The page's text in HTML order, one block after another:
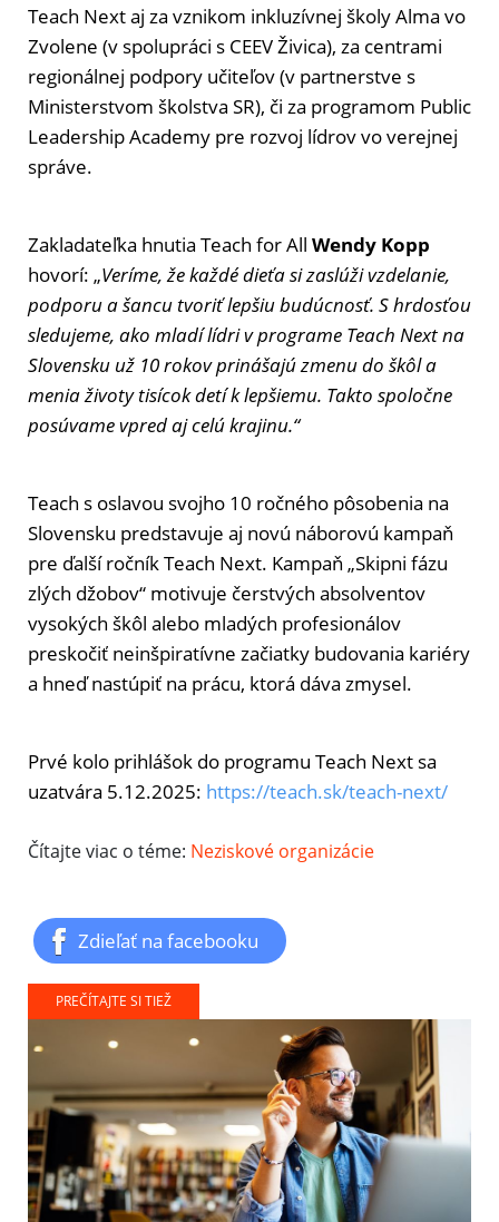
Teach Next aj za vznikom inkluzívnej školy Alma vo
Zvolene (v spolupráci s CEEV Živica), za centrami
regionálnej podpory učiteľov (v partnerstve s
Ministerstvom školstva SR), či za programom Public
Leadership Academy pre rozvoj lídrov vo verejnej
správe.
Zakladateľka hnutia Teach for All Wendy Kopp
hovorí: „Veríme, že každé dieťa si zaslúži vzdelanie,
podporu a šancu tvoriť lepšiu budúcnosť. S hrdosťou
sledujeme, ako mladí lídri v programe Teach Next na
Slovensku už 10 rokov prinášajú zmenu do škôl a
menia životy tisícok detí k lepšiemu. Takto spoločne
posúvame vpred aj celú krajinu.“
Teach s oslavou svojho 10 ročného pôsobenia na
Slovensku predstavuje aj novú náborovú kampaň
pre ďalší ročník Teach Next. Kampaň „Skipni fázu
zlých džobov“ motivuje čerstvých absolventov
vysokých škôl alebo mladých profesionálov
preskočiť neinšpiratívne začiatky budovania kariéry
a hneď nastúpiť na prácu, ktorá dáva zmysel.
Prvé kolo prihlášok do programu Teach Next sa
uzatvára 5.12.2025: https://teach.sk/teach-next/
Čítajte viac o téme: Neziskové organizácie
Zdieľať na facebooku
PREČÍTAJTE SI TIEŽ